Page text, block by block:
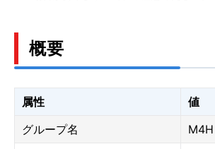
概要
属性
値
グループ名
M4H